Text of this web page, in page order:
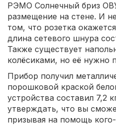
РЭМО Солнечный бриз
размещение на стене. И
том, что розетка
длина сетевого шнура
Также существует
колёсиками, но её нужно
Прибор получил
порошковой краской
устройства составил 7,2
утверждать, что вы
призывая на помощь